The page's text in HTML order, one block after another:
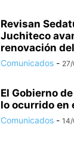
Revisan
Juchiteco
renovación
Comunicados -
El Gobierno
lo ocurrido en
Comunicados -